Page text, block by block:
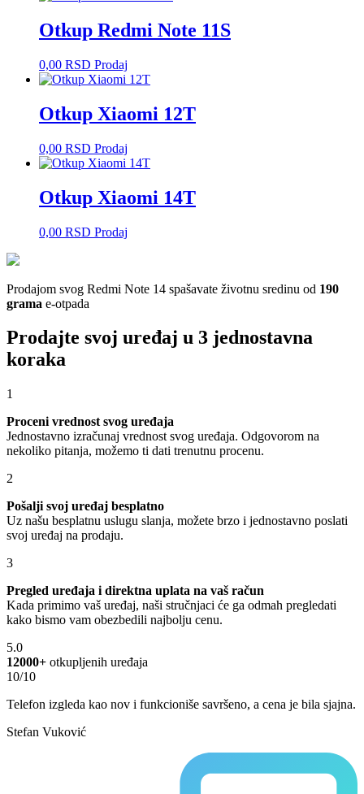
Otkup Redmi Note 11S
0,00 RSD Prodaj
Otkup Xiaomi 12T
0,00 RSD Prodaj
Otkup Xiaomi 14T
0,00 RSD Prodaj
Prodajom svog Redmi Note 14 spašavate životnu sredinu od 190
grama e-otpada
Prodajte svoj uređaj u 3 jednostavna
koraka
1
Proceni vrednost svog uređaja
Jednostavno izračunaj vrednost svog uređaja. Odgovorom na
nekoliko pitanja, možemo ti dati trenutnu procenu.
2
Pošalji svoj uređaj besplatno
Uz našu besplatnu uslugu slanja, možete brzo i jednostavno poslati
svoj uređaj na prodaju.
3
Pregled uređaja i direktna uplata na vaš račun
Kada primimo vaš uređaj, naši stručnjaci će ga odmah pregledati
kako bismo vam obezbedili najbolju cenu.
5.0
12000+ otkupljenih uređaja
10/10
Telefon izgleda kao nov i funkcioniše savršeno, a cena je bila sjajna.
Stefan Vuković